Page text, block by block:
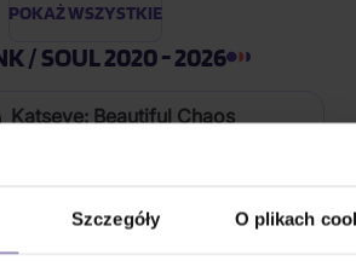
Szczegóły O plikach
POKAŻ WSZYSTKIE
/ SOUL 2020 - 2026
Katseye: Beautiful Chaos
Na magazynie 122,20 zł